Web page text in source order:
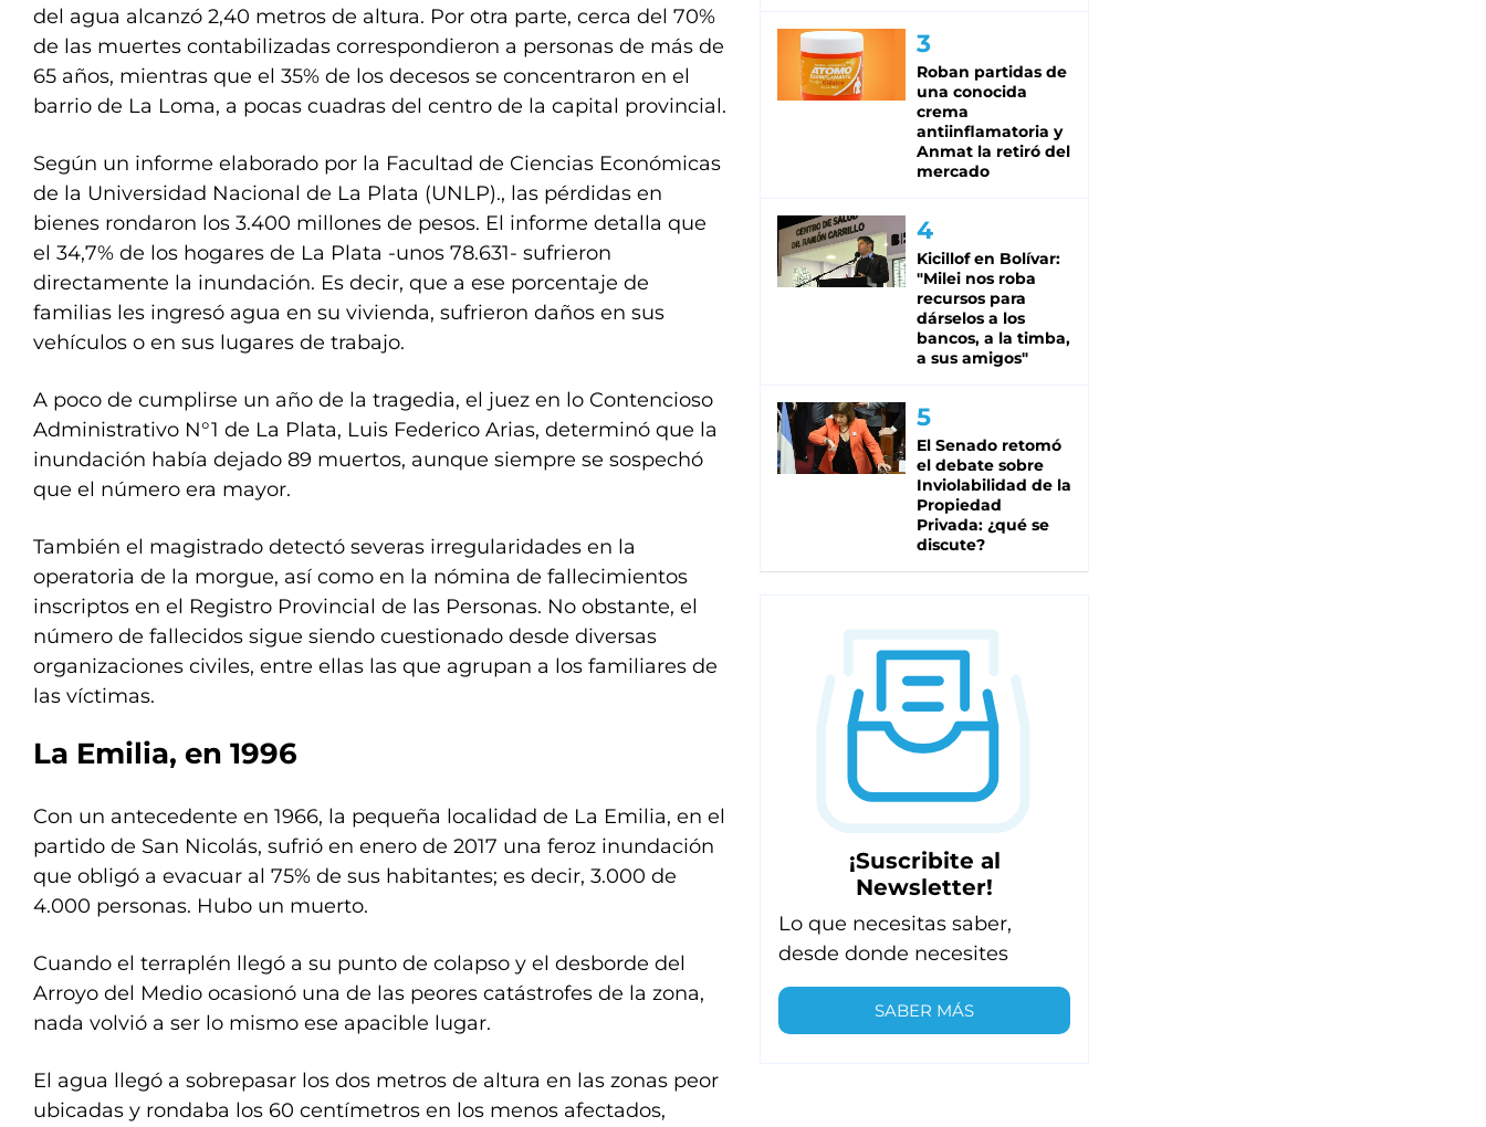
del agua alcanzó 2,40 metros de altura. Por otra parte, cerca del 70%
de las muertes contabilizadas correspondieron a personas de más de
65 años, mientras que el 35% de los decesos se concentraron en el
barrio de La Loma, a pocas cuadras del centro de la capital provincial.
Según un informe elaborado por la Facultad de Ciencias Económicas
de la Universidad Nacional de La Plata (UNLP)., las pérdidas en
bienes rondaron los 3.400 millones de pesos. El informe detalla que
el 34,7% de los hogares de La Plata -unos 78.631- sufrieron
directamente la inundación. Es decir, que a ese porcentaje de
familias les ingresó agua en su vivienda, sufrieron daños en sus
vehículos o en sus lugares de trabajo.
A poco de cumplirse un año de la tragedia, el juez en lo Contencioso
Administrativo N°1 de La Plata, Luis Federico Arias, determinó que la
inundación había dejado 89 muertos, aunque siempre se sospechó
que el número era mayor.
También el magistrado detectó severas irregularidades en la
operatoria de la morgue, así como en la nómina de fallecimientos
inscriptos en el Registro Provincial de las Personas. No obstante, el
número de fallecidos sigue siendo cuestionado desde diversas
organizaciones civiles, entre ellas las que agrupan a los familiares de
las víctimas.
La Emilia, en 1996
Con un antecedente en 1966, la pequeña localidad de La Emilia, en el
partido de San Nicolás, sufrió en enero de 2017 una feroz inundación
que obligó a evacuar al 75% de sus habitantes; es decir, 3.000 de
4.000 personas. Hubo un muerto.
Cuando el terraplén llegó a su punto de colapso y el desborde del
Arroyo del Medio ocasionó una de las peores catástrofes de la zona,
nada volvió a ser lo mismo ese apacible lugar.
El agua llegó a sobrepasar los dos metros de altura en las zonas peor
ubicadas y rondaba los 60 centímetros en los menos afectados,
Roban partidas de
una conocida
crema
antiinflamatoria y
Anmat la retiró del
mercado
Kicillof en Bolívar:
"Milei nos roba
recursos para
dárselos a los
bancos, a la timba,
a sus amigos"
El Senado retomó
el debate sobre
Inviolabilidad de la
Propiedad
Privada: ¿qué se
discute?
¡Suscribite al
Newsletter!
Lo que necesitas saber,
desde donde necesites
SABER MÁS